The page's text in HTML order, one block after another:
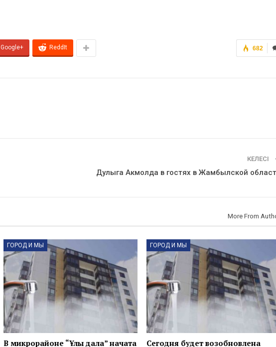
682
Google+ ReddIt
КЕЛЕСІ
Дулыга Акмолда в гостях в Жамбылской
More From
ГОРОД И МЫ
В микрорайоне “Ұлы дала” начата
ГОРОД И МЫ
Сегодня будет возобновлена